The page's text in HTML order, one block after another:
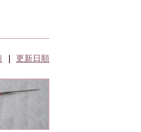
更新日順